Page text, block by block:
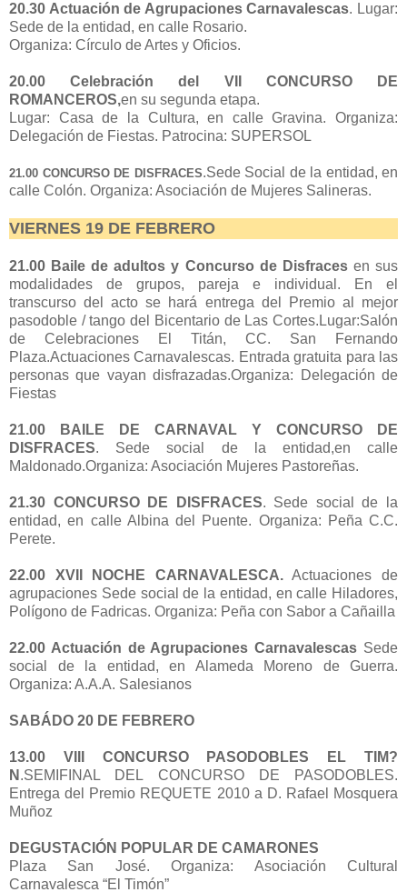
20.30 Actuación de Agrupaciones Carnavalescas. Lugar:
Sede de la entidad, en calle Rosario.
Organiza: Círculo de Artes y Oficios.
20.00 Celebración del VII CONCURSO DE
ROMANCEROS,en su segunda etapa.
Lugar: Casa de la Cultura, en calle Gravina. Organiza:
Delegación de Fiestas. Patrocina: SUPERSOL
21.00 CONCURSO DE DISFRACES.Sede Social de la entidad, en
calle Colón. Organiza: Asociación de Mujeres Salineras.
VIERNES 19 DE FEBRERO
21.00 Baile de adultos y Concurso de Disfracesen sus
modalidades de grupos, pareja e individual. En el
transcurso del acto se hará entrega del Premio al mejor
pasodoble / tango del Bicentario de Las Cortes.Lugar:Salón
de Celebraciones El Titán, CC. San Fernando
Plaza.Actuaciones Carnavalescas. Entrada gratuita para las
personas que vayan disfrazadas.Organiza: Delegación de
Fiestas
21.00 BAILE DE CARNAVAL Y CONCURSO DE
DISFRACES. Sede social de la entidad,en calle
Maldonado.Organiza: Asociación Mujeres Pastoreñas.
21.30 CONCURSO DE DISFRACES. Sede social de la
entidad, en calle Albina del Puente. Organiza: Peña C.C.
Perete.
22.00 XVII NOCHE CARNAVALESCA.Actuaciones de
agrupaciones Sede social de la entidad, en calle Hiladores,
Polígono de Fadricas. Organiza: Peña con Sabor a Cañailla
22.00 Actuación de Agrupaciones Carnavalescas Sede
social de la entidad, en Alameda Moreno de Guerra.
Organiza: A.A.A. Salesianos
SABÁDO 20 DE FEBRERO
13.00 VIII CONCURSO PASODOBLES EL TIM?
N .SEMIFINAL DEL CONCURSO DE PASODOBLES.
Entrega del Premio REQUETE 2010 a D. Rafael Mosquera
Muñoz
DEGUSTACIÓN POPULAR DE CAMARONES
Plaza San José. Organiza: Asociación Cultural
Carnavalesca “El Timón”